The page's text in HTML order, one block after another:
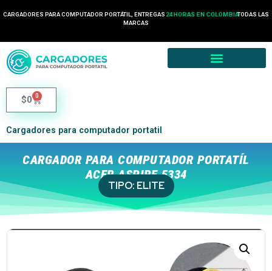
CARGADORES PARA COMPUTADOR PORTÁTIL, ENTREGAS 24 HORAS EN COLOMBIATODAS LAS
MARCAS
$0 0
Cargadores para computador portatil
CARGADOR PARA COMPUTADOR PORTATÍL
ACER ASPIRE 5334
TIPO: ELITE